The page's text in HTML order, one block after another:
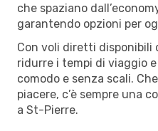
che spaziano
garantendo opzioni per
Con voli diretti disponibili
ridurre i tempi di viaggio
comodo e senza scali.
piacere, c’è sempre una
a St-Pierre.